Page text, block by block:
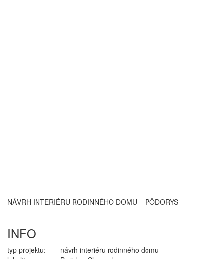
NÁVRH INTERIÉRU RODINNÉHO DOMU – PÔDORYS
INFO
typ projektu:
návrh interiéru rodinného domu